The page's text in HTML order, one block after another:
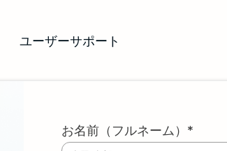
ユーザーサポート
お名前（フルネーム）*